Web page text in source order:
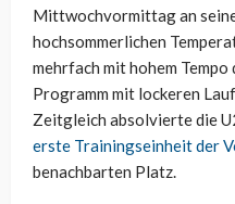
Mittwochvormittag an
hochsommerlichen
mehrfach mit hohem
Programm mit lockeren
Zeitgleich absolvierte die
erste Trainingseinheit der
benachbarten Platz.